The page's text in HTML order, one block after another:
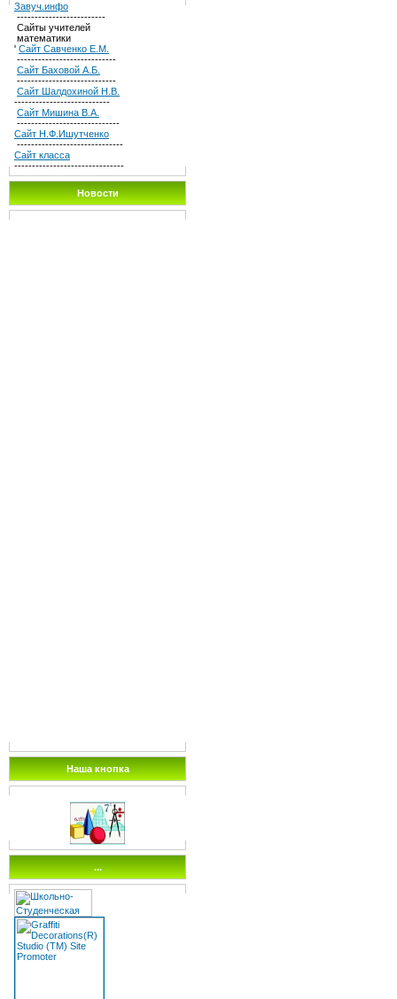
Завуч.инфо
-------------------------
Сайты учителей
математики
' Сайт Савченко Е.М.
----------------------------
Сайт Баховой А.Б.
----------------------------
Сайт Шалдохиной Н.В.
---------------------------
Сайт Мишина В.А.
-----------------------------
Сайт Н.Ф.Ишутченко
------------------------------
Сайт класса
-------------------------------
Новости
Наша кнопка
...